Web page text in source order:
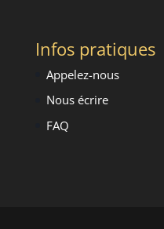
Infos pratiques
Appelez-nous
Nous écrire
FAQ